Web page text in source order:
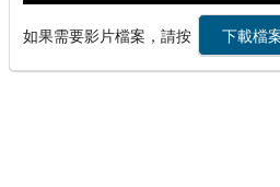
如果需要影片檔案，請按